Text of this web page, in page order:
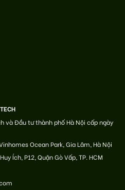
và Đầu tư thành phố Hà Nội cấp ngày
Ocean Park, Gia Lâm, Hà Nội
Ích, P12, Quận Gò Vấp, TP. HCM